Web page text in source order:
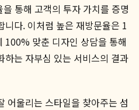
통해 고객의 투자 가치를 증명
다. 이처럼 높은 재방문율은 1
100% 맞춘 디자인 상담을 통해
하는 자부심 있는 서비스의 결과
어울리는 스타일을 찾아주는 섬